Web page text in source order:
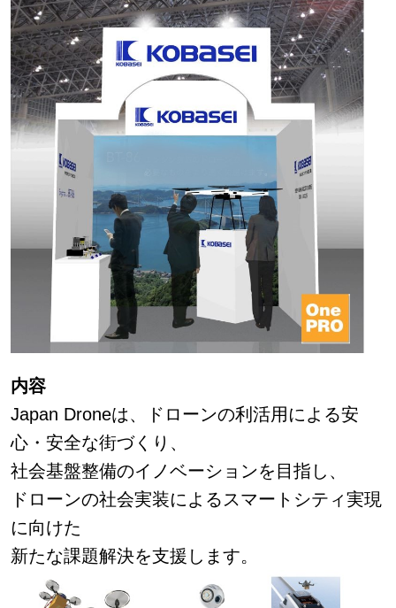
内容
Japan Droneは、ドローンの利活用による安
心・安全な街づくり、
社会基盤整備のイノベーションを目指し、
ドローンの社会実装によるスマートシティ実現
に向けた
新たな課題解決を支援します。